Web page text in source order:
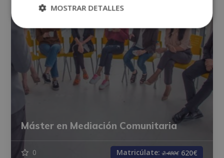
Máster en Mediación Comunitaria
0 Matricúlate:2.480€ 620€
MOSTRAR DETALLES